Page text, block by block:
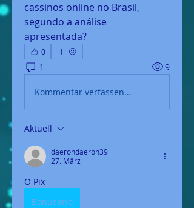
cassinos online no Brasil,
segundo a análise
apresentada?
0
1 9
Kommentar verfassen...
Aktuell
daerondaeron39
27. März
O Pix
Bonusario